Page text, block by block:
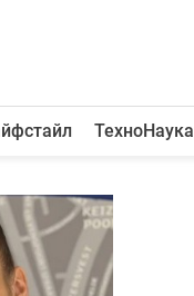
ТехноНаука